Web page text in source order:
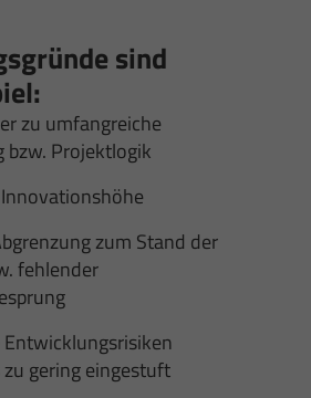
sind
zu umfangreiche
bzw. Projektlogik
zum Stand der
fehlender
Entwicklungsrisiken
gering eingestuft